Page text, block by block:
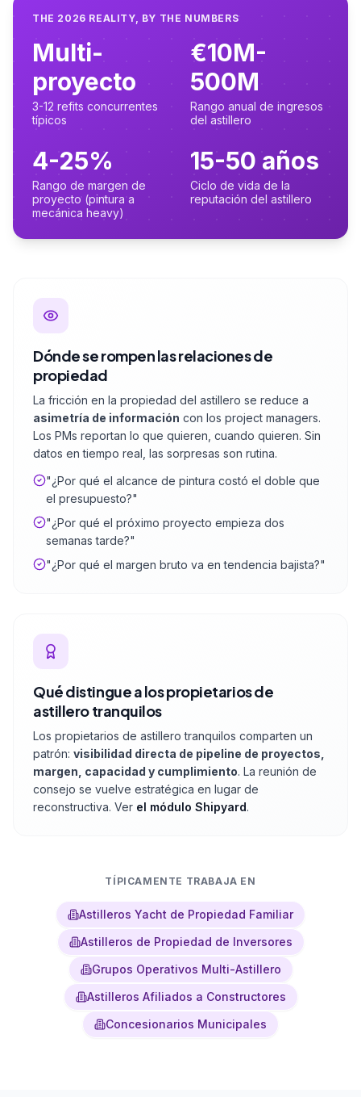
THE 2026 REALITY, BY THE NUMBERS
Multi-
proyecto
3-12 refits concurrentes
típicos
€10M-
500M
Rango anual de ingresos
del astillero
4-25%
Rango de margen de
proyecto (pintura a
mecánica heavy)
15-50 años
Ciclo de vida de la
reputación del astillero
Dónde se rompen las relaciones de
propiedad
La fricción en la propiedad del astillero se reduce a
asimetría de información con los project managers.
Los PMs reportan lo que quieren, cuando quieren. Sin
datos en tiempo real, las sorpresas son rutina.
"¿Por qué el alcance de pintura costó el doble que
el presupuesto?"
"¿Por qué el próximo proyecto empieza dos
semanas tarde?"
"¿Por qué el margen bruto va en tendencia bajista?"
Qué distingue a los propietarios de
astillero tranquilos
Los propietarios de astillero tranquilos comparten un
patrón: visibilidad directa de pipeline de proyectos,
margen, capacidad y cumplimiento. La reunión de
consejo se vuelve estratégica en lugar de
reconstructiva. Ver el módulo Shipyard.
TÍPICAMENTE TRABAJA EN
Astilleros Yacht de Propiedad Familiar
Astilleros de Propiedad de Inversores
Grupos Operativos Multi-Astillero
Astilleros Afiliados a Constructores
Concesionarios Municipales